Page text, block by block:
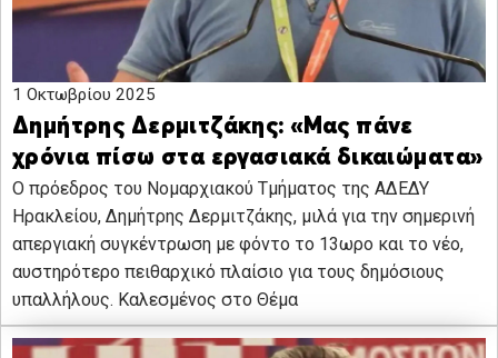
1 Οκτωβρίου 2025
Δημήτρης Δερμιτζάκης: «Μας πάνε
χρόνια πίσω στα εργασιακά δικαιώματα»
Ο πρόεδρος του Νομαρχιακού Τμήματος της ΑΔΕΔΥ
Ηρακλείου, Δημήτρης Δερμιτζάκης, μιλά για την σημερινή
απεργιακή συγκέντρωση με φόντο το 13ωρο και το νέο,
αυστηρότερο πειθαρχικό πλαίσιο για τους δημόσιους
υπαλλήλους. Καλεσμένος στο Θέμα